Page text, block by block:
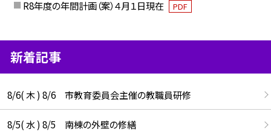
R8年度の年間計画（案）４月１日現在 PDF
新着記事
8/6( 木 ) 8/6 市教育委員会主催の教職員研修
8/5( 水 ) 8/5 南棟の外壁の修繕